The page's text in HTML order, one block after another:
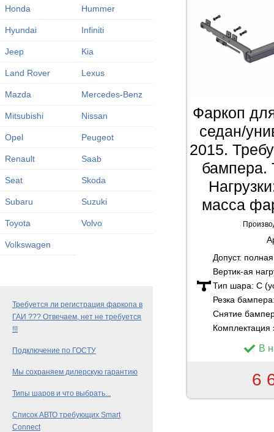
Honda Hummer
Hyundai Infiniti
Jeep Kia
Land Rover Lexus
Mazda Mercedes-Benz
Mitsubishi Nissan
Opel Peugeot
Renault Saab
Seat Skoda
Subaru Suzuki
Toyota Volvo
Volkswagen
Требуется ли регистрация фаркопа в
ГАИ ??? Отвечаем, нет не требуется
!!!
Подключение по ГОСТУ
Мы сохраняем дилерскую гарантию
Типы шаров и что выбрать...
Список АВТО требующих Smart
Connect
Фаркоп
седан/
2015.
бампера.
масса
Допуст.
Вертик-ая
Тип шара: C
Резка
Снятие
Комплектация
В
6